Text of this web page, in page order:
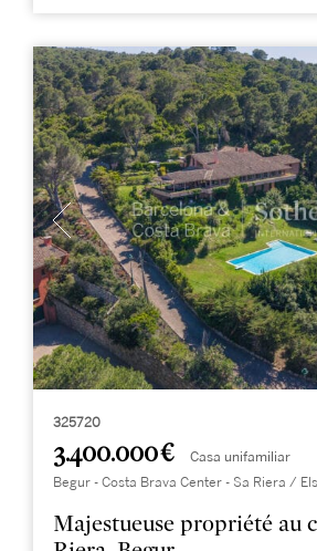
325720
3.400.000 € Casa unifamiliar
Begur - Costa Brava Center - Sa Riera /
Majestueuse propriété au